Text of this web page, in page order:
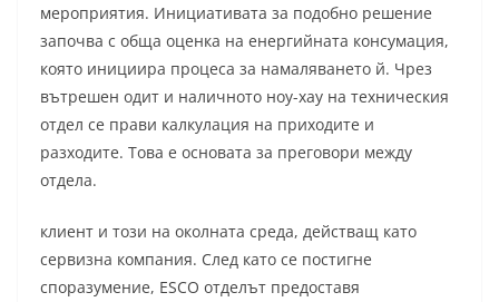
мероприятия. Инициативата за подобно решение
започва с обща оценка на енергийната консумация,
която инициира процеса за намаляването й. Чрез
вътрешен одит и наличното ноу-хау на техническия
отдел се прави калкулация на приходите и
разходите. Това е основата за преговори между
отдела.
клиент и този на околната среда, действащ като
сервизна компания. След като се постигне
споразумение, ESCO отделът предоставя